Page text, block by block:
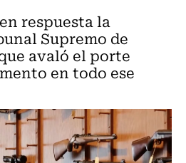
respuesta la
Supremo de
avaló el porte
en todo ese